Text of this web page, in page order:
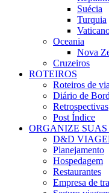
Suécia
Turquia
Oceania
Nova
Cruzeiros
ROTEIROS
Roteiros de
Diário de
Retrospectivas
Post Índice
ORGANIZE
D&D
Planejamento
Hospedagem
Restaurantes
Empresa de